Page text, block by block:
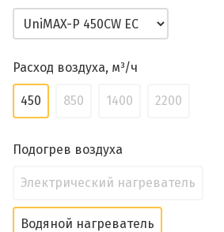
Расход воздуха, м³/ч
450 850 1400 2200
Подогрев воздуха
Электрический нагреватель
Водяной нагреватель